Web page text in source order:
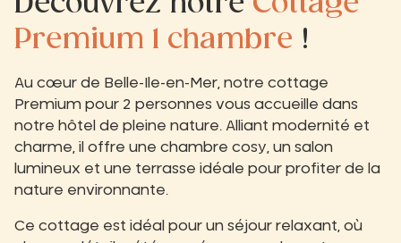
Premium 1 chambre !
Au cœur de Belle-Ile-en-Mer, notre cottage
Premium pour 2 personnes vous accueille dans
notre hôtel de pleine nature. Alliant modernité et
charme, il offre une chambre cosy, un salon
lumineux et une terrasse idéale pour profiter de la
nature environnante.
Ce cottage est idéal pour un séjour relaxant, où